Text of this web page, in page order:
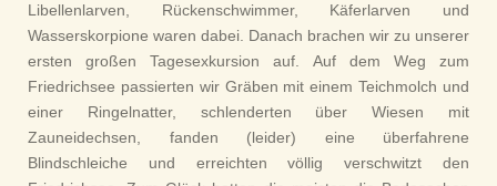
Libellenlarven, Rückenschwimmer, Käferlarven und
Wasserskorpione waren dabei. Danach brachen wir zu unserer
ersten großen Tagesexkursion auf. Auf dem Weg zum
Friedrichsee passierten wir Gräben mit einem Teichmolch und
einer Ringelnatter, schlenderten über Wiesen mit
Zauneidechsen, fanden (leider) eine überfahrene
Blindschleiche und erreichten völlig verschwitzt den